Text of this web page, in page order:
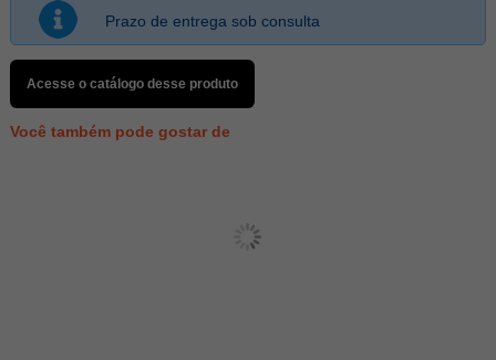
Prazo de entrega sob consulta
Acesse o catálogo desse produto
Você também pode gostar de